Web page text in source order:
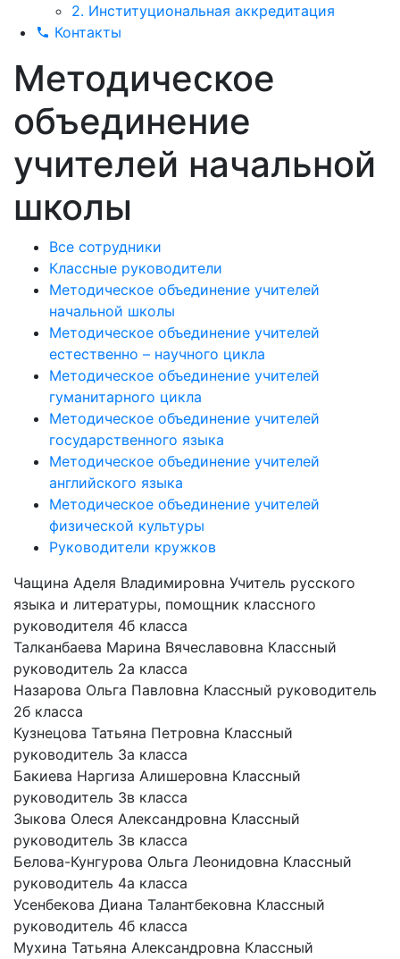
2. Институциональная аккредитация
Контакты
Методическое
объединение
учителей начальной
школы
Чащина Аделя Владимировна Учитель русского
языка и литературы, помощник классного
руководителя 4б класса
Талканбаева Марина Вячеславовна Классный
руководитель 2а класса
Назарова Ольга Павловна Классный руководитель
2б класса
Кузнецова Татьяна Петровна Классный
руководитель 3а класса
Бакиева Наргиза Алишеровна Классный
руководитель 3в класса
Зыкова Олеся Александровна Классный
руководитель 3в класса
Белова-Кунгурова Ольга Леонидовна Классный
руководитель 4а класса
Усенбекова Диана Талантбековна Классный
руководитель 4б класса
Мухина Татьяна Александровна Классный
Все сотрудники
Классные руководители
Методическое объединение учителей
начальной школы
Методическое объединение учителей
естественно – научного цикла
Методическое объединение учителей
гуманитарного цикла
Методическое объединение учителей
государственного языка
Методическое объединение учителей
английского языка
Методическое объединение учителей
физической культуры
Руководители кружков